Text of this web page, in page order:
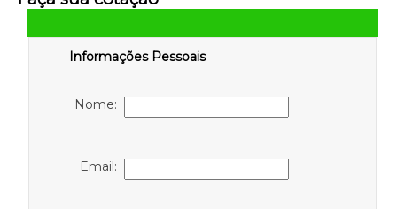
Informações Pessoais
Nome:
Email: